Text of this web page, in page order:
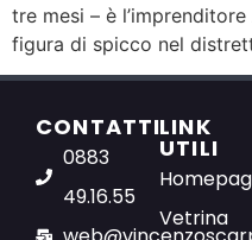
tre mesi – è
figura di spicco nel
CONTATTI
0883
49.16.55
LINK
UTILI
Vetrina